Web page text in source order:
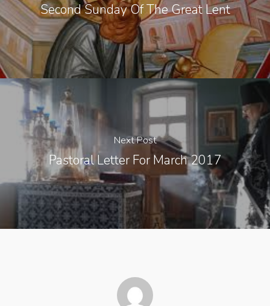
Second Sunday Of The Great Lent
Next Post
Pastoral Letter For March 2017